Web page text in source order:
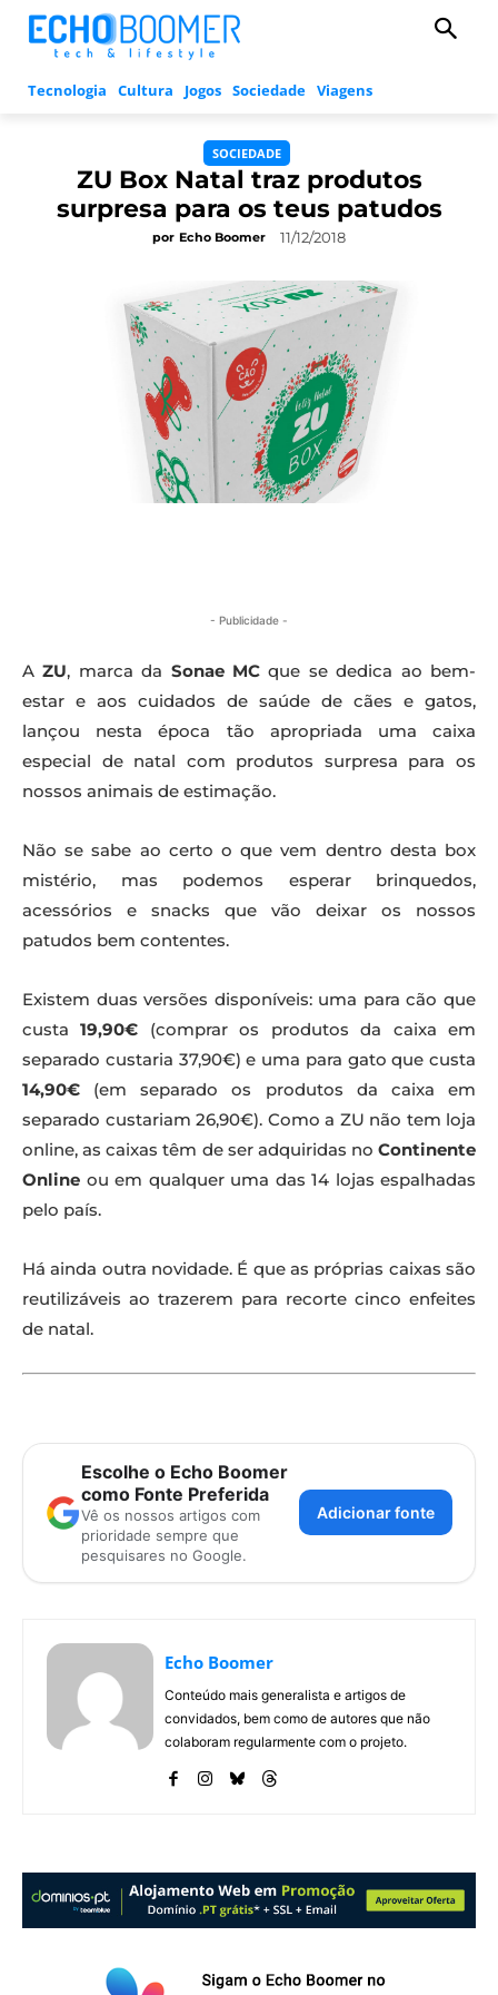
Tecnologia Cultura Jogos Sociedade Viagens
SOCIEDADE
ZU Box Natal traz produtos
surpresa para os teus patudos
por Echo Boomer 11/12/2018
- Publicidade -
AZU, marca da Sonae MC que se dedica ao bem-
estar e aos cuidados de saúde de cães e gatos,
lançou nesta época tão apropriada uma caixa
especial de natal com produtos surpresa para os
nossos animais de estimação.
Não se sabe ao certo o que vem dentro desta box
mistério, mas podemos esperar brinquedos,
acessórios e snacks que vão deixar os nossos
patudos bem contentes.
Existem duas versões disponíveis: uma para cão que
custa19,90€ (comprar os produtos da caixa em
separado custaria 37,90€) e uma para gato que custa
14,90€ (em separado os produtos da caixa em
separado custariam 26,90€). Como a ZU não tem loja
online, as caixas têm de ser adquiridas no Continente
Online ou em qualquer uma das 14 lojas espalhadas
pelo país.
Há ainda outra novidade. É que as próprias caixas são
reutilizáveis ao trazerem para recorte cinco enfeites
de natal.
Escolhe o Echo Boomer
como Fonte Preferida
Vê os nossos artigos com
prioridade sempre que
pesquisares no Google.
Adicionar fonte
Echo Boomer
Conteúdo mais generalista e artigos de
convidados, bem como de autores que não
colaboram regularmente com o projeto.